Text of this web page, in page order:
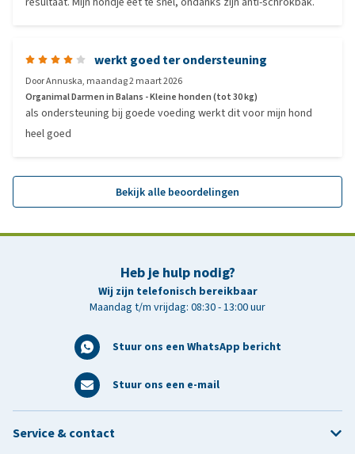
werkt goed ter ondersteuning
DoorAnnuska, maandag 2 maart 2026
Organimal Darmen in Balans - Kleine honden (tot 30 kg)
als ondersteuning bij goede voeding werkt dit voor mijn hond
heel goed
Bekijk alle beoordelingen
Heb je hulp nodig?
Wij zijn telefonisch bereikbaar
Maandag t/m vrijdag: 08:30 - 13:00 uur
Stuur ons een WhatsApp bericht
Stuur ons een e-mail
Service & contact